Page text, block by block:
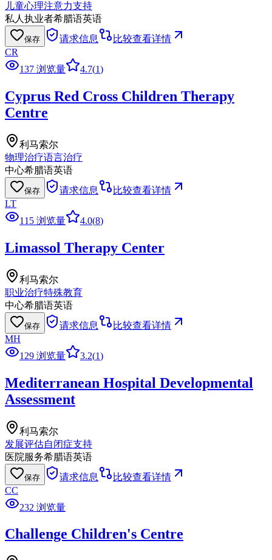
儿童心理注意力支持
私人执业者希腊语英语
保存 请求信息 比较查看详情
CR
137 浏览量
4.7(1)
Cyprus Red Cross Children Therapy
Centre
利马索尔
物理治疗语言治疗
中心希腊语英语
保存 请求信息 比较查看详情
LT
115 浏览量
4.0(8)
Limassol Therapy Center
利马索尔
职业治疗特殊教育
中心希腊语英语
保存 请求信息 比较查看详情
MH
129 浏览量
3.2(1)
Mediterranean Hospital Developmental
Assessment
利马索尔
发展评估自闭症支持
医院服务希腊语英语
保存 请求信息 比较查看详情
CC
232 浏览量
Challenge Children's Centre